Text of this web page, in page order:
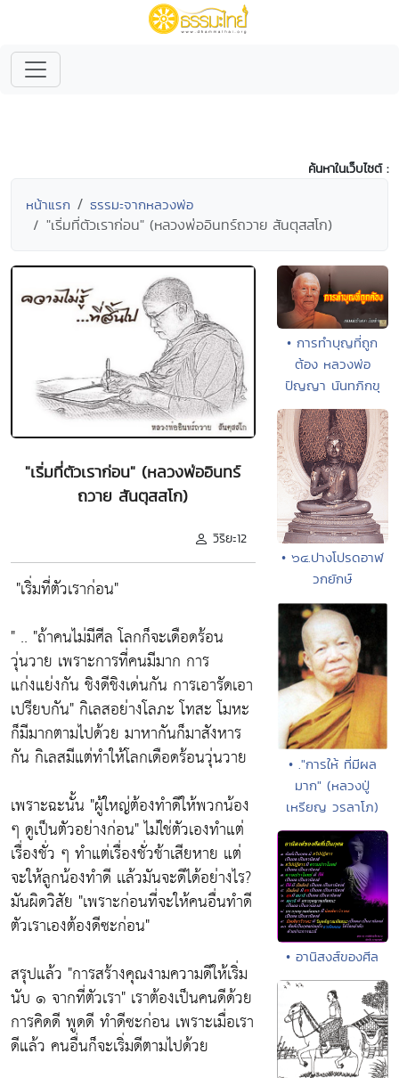
ค้นหาในเว็บไซต์ :
หน้าแรก ธรรมะจากหลวงพ่อ
"เริ่มที่ตัวเราก่อน" (หลวงพ่ออินทร์ถวาย สันตุสสโก)
"เริ่มที่ตัวเราก่อน" (หลวงพ่ออินทร์
ถวาย สันตุสสโก)
วิริยะ12
"เริ่มที่ตัวเราก่อน"
" .. "ถ้าคนไม่มีศีล โลกก็จะเดือดร้อน
วุ่นวาย เพราะการที่คนมีมาก การ
แก่งแย่งกัน ชิงดีชิงเด่นกัน การเอารัดเอา
เปรียบกัน" กิเลสอย่างโลภะ โทสะ โมหะ
ก็มีมากตามไปด้วย มาหากันก็มาสังหาร
กัน กิเลสมีแต่ทำให้โลกเดือดร้อนวุ่นวาย
เพราะฉะนั้น "ผู้ใหญ่ต้องทำดีให้พวกน้อง
ๆ ดูเป็นตัวอย่างก่อน"ไม่ใช่ตัวเองทำแต่
เรื่องชั่ว ๆ ทำแต่เรื่องชั่วช้าเสียหาย แต่
จะให้ลูกน้องทำดี เเล้วมันจะดีได้อย่างไร?
มันผิดวิสัย "เพราะก่อนที่จะให้คนอื่นทำดี
ตัวเราเองต้องดีซะก่อน"
สรุปแล้ว "การสร้างคุณงามความดีให้เริ่ม
นับ ๑ จากที่ตัวเรา" เราต้องเป็นคนดีด้วย
การคิดดี พูดดี ทำดีซะก่อน เพราะเมื่อเรา
ดีแล้ว คนอื่นก็จะเริ่มดีตามไปด้วย
• การทำบุญที่ถูก
ต้อง หลวงพ่อ
ปัญญา นันทภิกขุ
• ๖๔.ปางโปรดอาฬ
วกยักษ์
• ."การให้ ที่มีผล
มาก" (หลวงปู่
เหรียญ วรลาโภ)
• อานิสงส์ของศีล